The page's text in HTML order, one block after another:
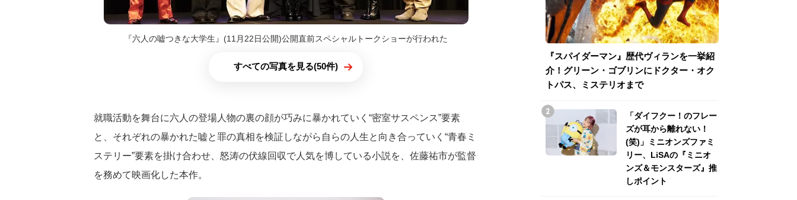
『六人の嘘つきな大学生』(11月22日公開)公開直前スペシャルトークショーが行われた
すべての写真を見る(50件)
就職活動を舞台に六人の登場人物の裏の顔が巧みに暴かれていく“密室サスペンス”要素
と、それぞれの暴かれた嘘と罪の真相を検証しながら自らの人生と向き合っていく“青春ミ
ステリー”要素を掛け合わせ、怒涛の伏線回収で人気を博している小説を、佐藤祐市が監督
を務めて映画化した本作。
『スパイダーマン』歴代ヴィランを一挙紹
介！グリーン・ゴブリンにドクター・オク
トパス、ミステリオまで
「ダイフクー！のフレー
ズが耳から離れない！
(笑)」ミニオンズファミ
リー、LiSAの『ミニオ
ンズ＆モンスターズ』推
しポイント